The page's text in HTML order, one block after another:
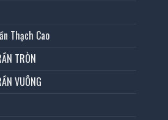
Thạch Cao
TRÒN
VUÔNG